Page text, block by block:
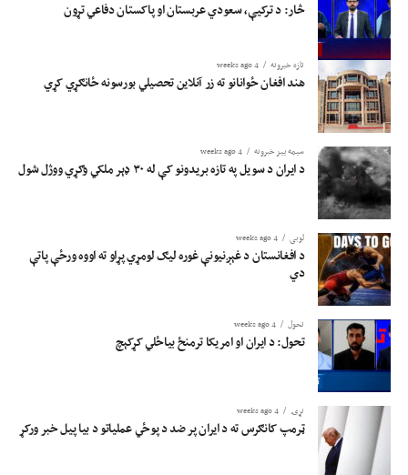
څار: د ترکیې، سعودي عربستان او پاکستان دفاعي تړون
تازه خبرونه 4 weeks ago
هند افغان ځوانانو ته زر آنلاین تحصیلي بورسونه ځانګړي کړي
سیمه ییز خبرونه 4 weeks ago
د ایران د سویل په تازه بریدونو کې له ۳۰ ډېر ملکي وګړي ووژل شول
لوبی 4 weeks ago
د افغانستان د غېږنیونې غوره لیګ لومړي پړاو ته اووه ورځې پاتې
دي
تحول 4 weeks ago
تحول: د ایران او امریکا ترمنځ بیاځلي کړکېچ
نړۍ 4 weeks ago
ټرمپ کانګرس ته د ایران پر ضد د پوځي عملیاتو د بیا پیل خبر ورکړ